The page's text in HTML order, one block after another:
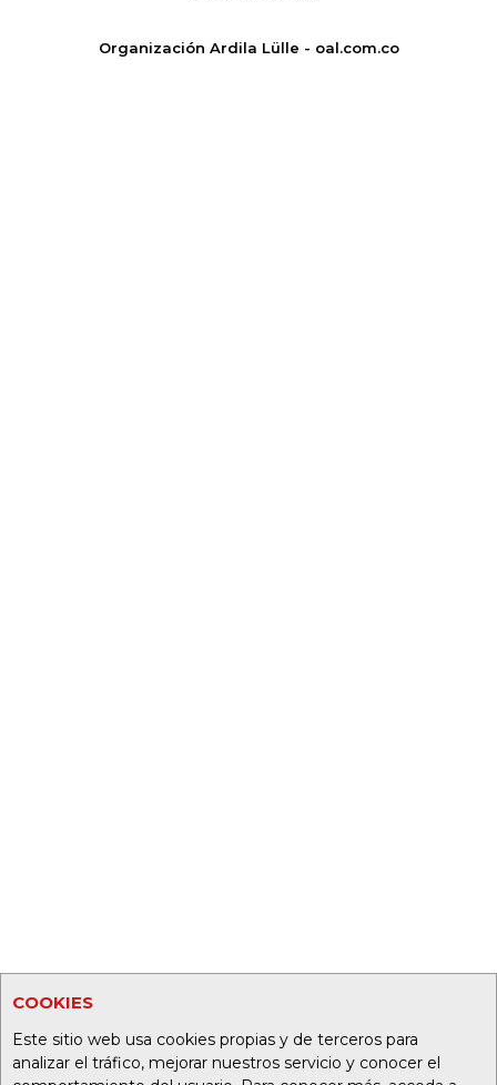
COOKIES
Este sitio web usa cookies propias y de terceros para
analizar el tráfico, mejorar nuestros servicio y conocer el
Organización Ardila Lülle - oal.com.co